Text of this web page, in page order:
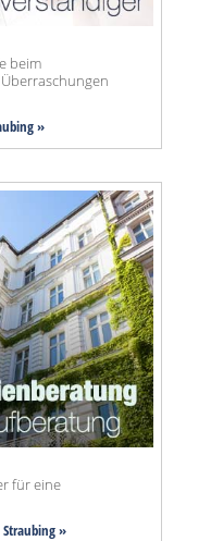
beim
»
für eine
»